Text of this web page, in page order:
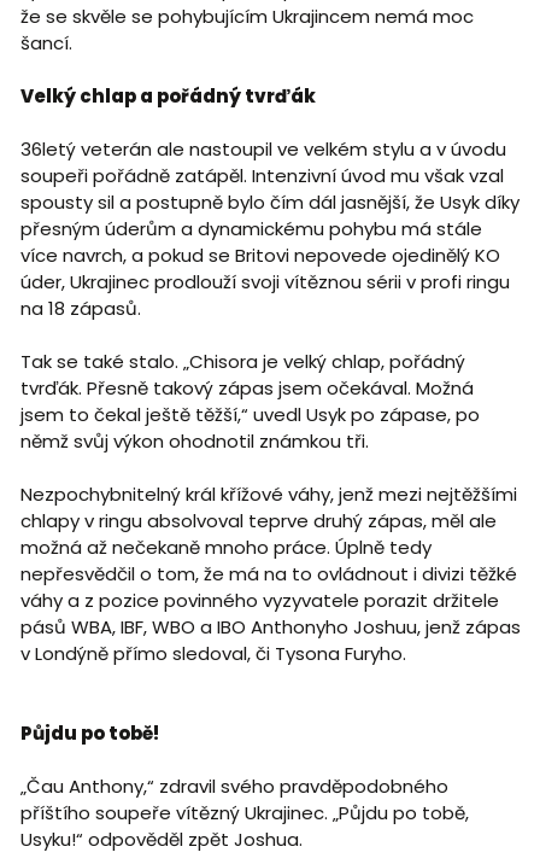
že se skvěle se pohybujícím Ukrajincem nemá moc
šancí.
Velký chlap a pořádný tvrďák
36letý veterán ale nastoupil ve velkém stylu a v úvodu
soupeři pořádně zatápěl. Intenzivní úvod mu však vzal
spousty sil a postupně bylo čím dál jasnější, že Usyk díky
přesným úderům a dynamickému pohybu má stále
více navrch, a pokud se Britovi nepovede ojedinělý KO
úder, Ukrajinec prodlouží svoji vítěznou sérii v profi ringu
na 18 zápasů.
Tak se také stalo. „Chisora je velký chlap, pořádný
tvrďák. Přesně takový zápas jsem očekával. Možná
jsem to čekal ještě těžší,“ uvedl Usyk po zápase, po
němž svůj výkon ohodnotil známkou tři.
Nezpochybnitelný král křížové váhy, jenž mezi nejtěžšími
chlapy v ringu absolvoval teprve druhý zápas, měl ale
možná až nečekaně mnoho práce. Úplně tedy
nepřesvědčil o tom, že má na to ovládnout i divizi těžké
váhy a z pozice povinného vyzyvatele porazit držitele
pásů WBA, IBF, WBO a IBO Anthonyho Joshuu, jenž zápas
v Londýně přímo sledoval, či Tysona Furyho.
Půjdu po tobě!
„Čau Anthony,“ zdravil svého pravděpodobného
příštího soupeře vítězný Ukrajinec. „Půjdu po tobě,
Usyku!“ odpověděl zpět Joshua.